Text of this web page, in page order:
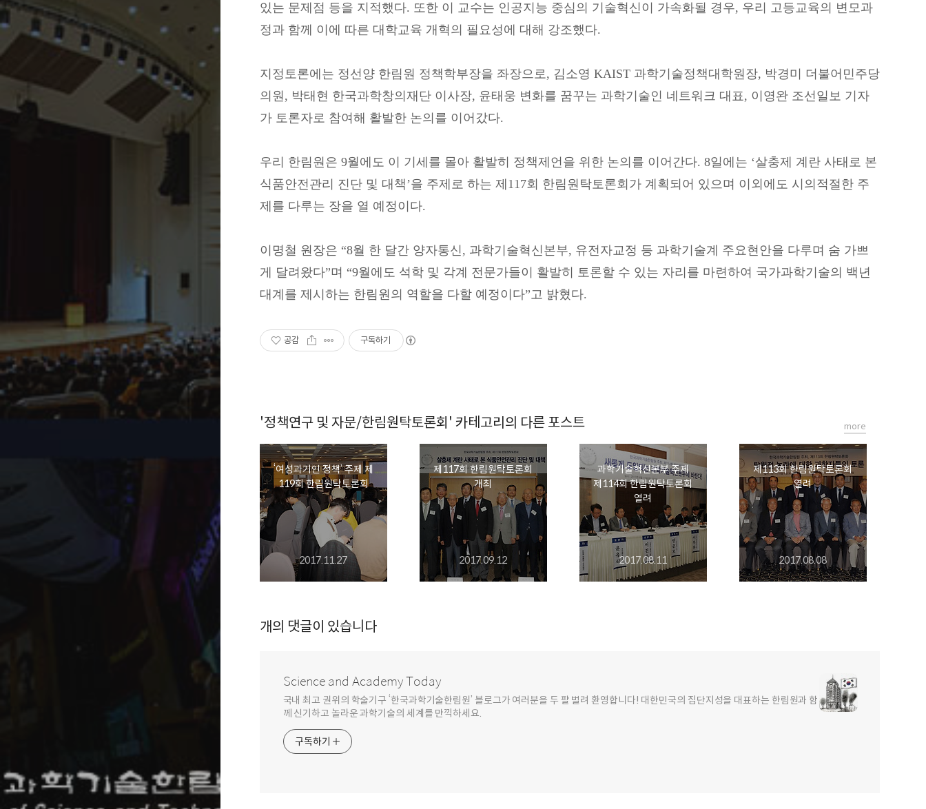
있는 문제점 등을 지적했다. 또한 이 교수는 인공지능 중심의 기술혁신이 가속화될 경우, 우리 고등교육의 변모과
정과 함께 이에 따른 대학교육 개혁의 필요성에 대해 강조했다.
지정토론에는 정선양 한림원 정책학부장을 좌장으로, 김소영 KAIST 과학기술정책대학원장, 박경미 더불어민주당
의원, 박태현 한국과학창의재단 이사장, 윤태웅 변화를 꿈꾸는 과학기술인 네트워크 대표, 이영완 조선일보 기자
가 토론자로 참여해 활발한 논의를 이어갔다.
우리 한림원은 9월에도 이 기세를 몰아 활발히 정책제언을 위한 논의를 이어간다. 8일에는 ‘살충제 계란 사태로 본
식품안전관리 진단 및 대책’을 주제로 하는 제117회 한림원탁토론회가 계획되어 있으며 이외에도 시의적절한 주
제를 다루는 장을 열 예정이다.
이명철 원장은 “8월 한 달간 양자통신, 과학기술혁신본부, 유전자교정 등 과학기술계 주요현안을 다루며 숨 가쁘
게 달려왔다”며 “9월에도 석학 및 각계 전문가들이 활발히 토론할 수 있는 자리를 마련하여 국가과학기술의 백년
대계를 제시하는 한림원의 역할을 다할 예정이다”고 밝혔다.
공감 구독하기
'정책연구 및 자문/한림원탁토론회' 카테고리의 다른 포스트
‘여성과기인 정책’ 주제 제
119회 한림원탁토론회
2017.11.27
제117회 한림원탁토론회
개최
2017.09.12
과학기술혁신본부 주제
제114회 한림원탁토론회
열려
2017.08.11
제113회 한림원탁토론회
열려
2017.08.08
more
개의 댓글이 있습니다
Science and Academy Today
국내 최고 권위의 학술기구 ‘한국과학기술한림원’ 블로그가 여러분을 두 팔 벌려 환영합니다! 대한민국의 집단지성을 대표하는 한림원과 함
께 신기하고 놀라운 과학기술의 세계를 만끽하세요.
구독하기